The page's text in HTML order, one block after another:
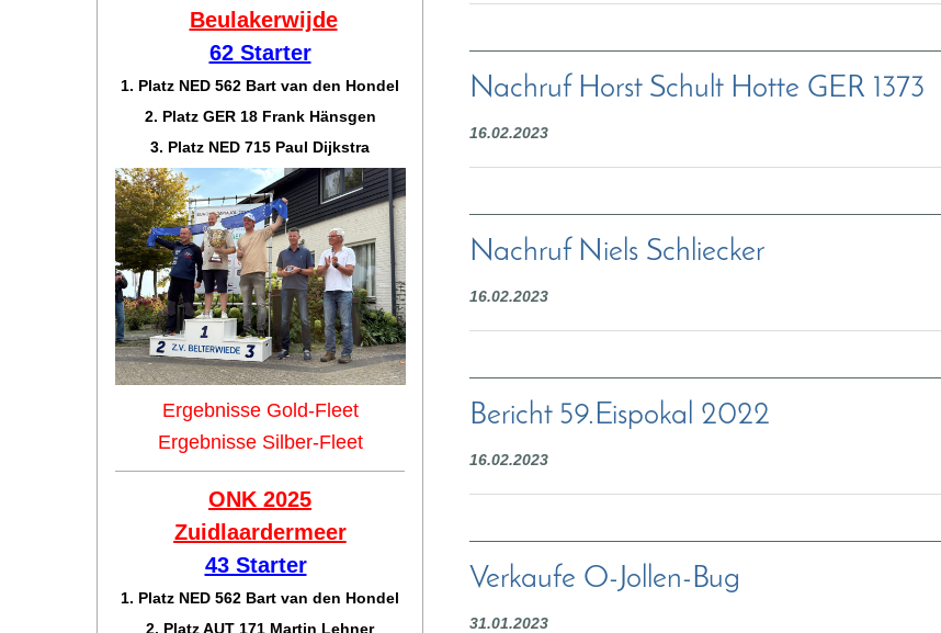
Nachruf Horst Schult Hotte GER 1373
16.02.2023
Nachruf Niels Schliecker
16.02.2023
Bericht 59.Eispokal 2022
16.02.2023
Verkaufe O-Jollen-Bug
31.01.2023
Beulakerwijde
62 Starter
1. Platz NED 562 Bart van den Hondel
2. Platz GER 18 Frank Hänsgen
3. Platz NED 715 Paul Dijkstra
Ergebnisse Gold-Fleet
Ergebnisse Silber-Fleet
ONK 2025
Zuidlaardermeer
43 Starter
1. Platz NED 562 Bart van den Hondel
2. Platz AUT 171 Martin Lehner